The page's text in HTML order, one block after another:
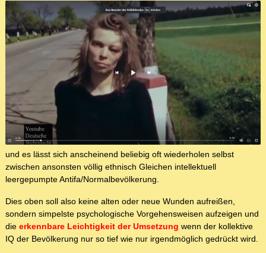
und es lässt sich anscheinend beliebig oft wiederholen selbst
zwischen ansonsten völlig ethnisch Gleichen intellektuell
leergepumpte Antifa/Normalbevölkerung.
Dies oben soll also keine alten oder neue Wunden aufreißen,
sondern simpelste psychologische Vorgehensweisen aufzeigen und
die erkennbare Leichtigkeit der Umsetzung wenn der kollektive
IQ der Bevölkerung nur so tief wie nur irgendmöglich gedrückt wird.